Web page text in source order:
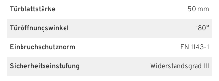
Türblattstärke 50 mm
Türöffnungswinkel 180°
Einbruchschutznorm EN 1143-1
Sicherheitseinstufung Widerstandsgrad III